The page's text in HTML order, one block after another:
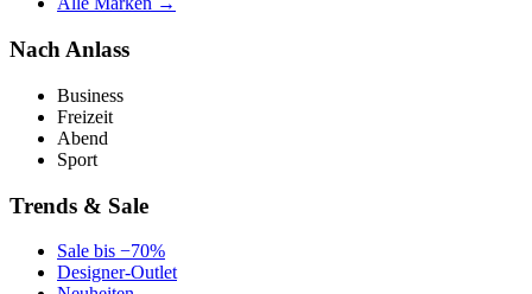
Nach Anlass
Business
Freizeit
Abend
Sport
Trends & Sale
Sale bis −70%
Designer-Outlet